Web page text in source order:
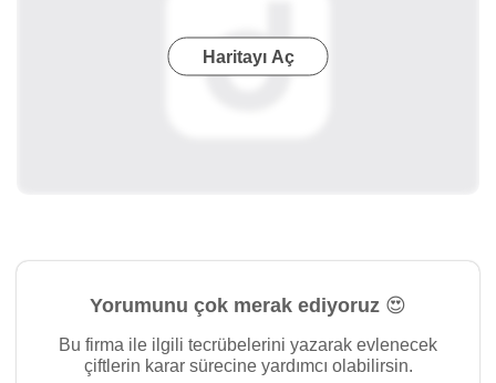
Haritayı Aç
Yorumunu çok merak ediyoruz 😍
Bu firma ile ilgili tecrübelerini yazarak evlenecek
çiftlerin karar sürecine yardımcı olabilirsin.